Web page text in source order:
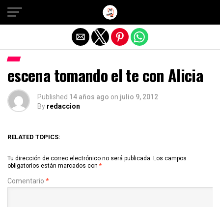
escena tomando el te con Alicia
Published 14 años ago on julio 9, 2012
By redaccion
RELATED TOPICS:
Tu dirección de correo electrónico no será publicada. Los campos
obligatorios están marcados con *
Comentario *
Salir de la versión móvil